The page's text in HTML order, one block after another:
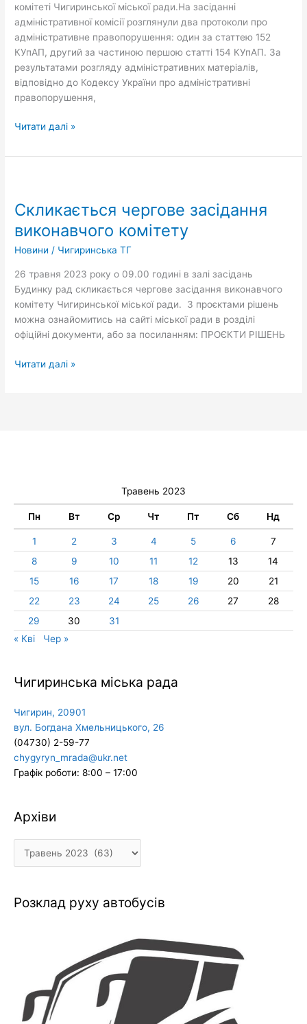
комітеті Чигиринської міської ради.На засіданні
адміністративної комісії розглянули два протоколи про
адміністративне правопорушення: один за статтею 152
КУпАП, другий за частиною першою статті 154 КУпАП. За
результатами розгляду адміністративних матеріалів,
відповідно до Кодексу України про адміністративні
правопорушення,
Читати далі »
Скликається чергове засідання
виконавчого комітету
Новини / Чигиринська ТГ
26 травня 2023 року о 09.00 годині в залі засідань
Будинку рад скликається чергове засідання виконавчого
комітету Чигиринської міської ради. З проєктами рішень
можна ознайомитись на сайті міської ради в розділі
офіційні документи, або за посиланням: ПРОЄКТИ РІШЕНЬ
засідання
комітету
Читати далі »
Травень 2023
Пн Вт Ср Чт Пт Сб Нд
1 2 3 4 5 6
7
8
9 10 11 12 13
14
15
16 17 18 19 20
21
22
23 24 25 26 27
28
29
30
31
« Кві
Чер »
Чигиринська міська рада
Чигирин, 20901
вул. Богдана Хмельницького, 26
(04730) 2-59-77
chygyryn_mrada@ukr.net
Графік роботи: 8:00 – 17:00
Архіви
Архіви
Розклад руху автобусів